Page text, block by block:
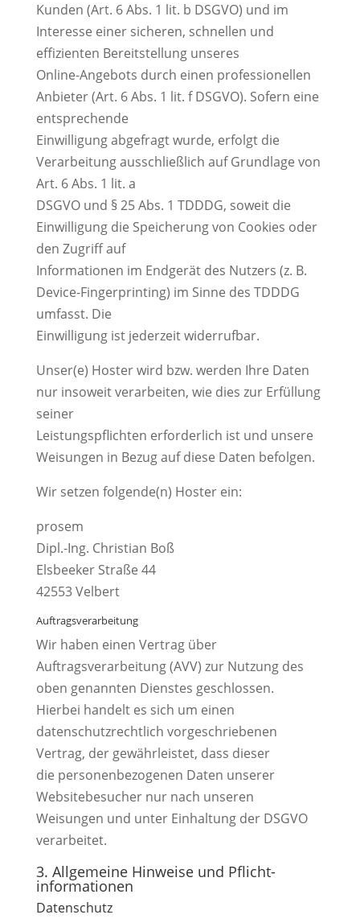
Kunden (Art. 6 Abs. 1 lit. b DSGVO) und im
Interesse einer sicheren, schnellen und
effizienten Bereitstellung unseres
Online-Angebots durch einen professionellen
Anbieter (Art. 6 Abs. 1 lit. f DSGVO). Sofern eine
entsprechende
Einwilligung abgefragt wurde, erfolgt die
Verarbeitung ausschließlich auf Grundlage von
Art. 6 Abs. 1 lit. a
DSGVO und § 25 Abs. 1 TDDDG, soweit die
Einwilligung die Speicherung von Cookies oder
den Zugriff auf
Informationen im Endgerät des Nutzers (z. B.
Device-Fingerprinting) im Sinne des TDDDG
umfasst. Die
Einwilligung ist jederzeit widerrufbar.
Unser(e) Hoster wird bzw. werden Ihre Daten
nur insoweit verarbeiten, wie dies zur Erfüllung
seiner
Leistungspflichten erforderlich ist und unsere
Weisungen in Bezug auf diese Daten befolgen.
Wir setzen folgende(n) Hoster ein:
prosem
Dipl.-Ing. Christian Boß
Elsbeeker Straße 44
42553 Velbert
Auftragsverarbeitung
Wir haben einen Vertrag über
Auftragsverarbeitung (AVV) zur Nutzung des
oben genannten Dienstes geschlossen.
Hierbei handelt es sich um einen
datenschutzrechtlich vorgeschriebenen
Vertrag, der gewährleistet, dass dieser
die personenbezogenen Daten unserer
Websitebesucher nur nach unseren
Weisungen und unter Einhaltung der DSGVO
verarbeitet.
3. Allgemeine Hinweise und Pflicht­
informationen
Datenschutz